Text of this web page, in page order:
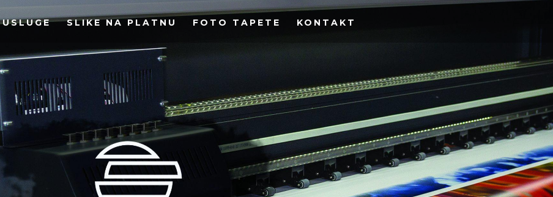
USLUGE SLIKE NA PLATNU FOTO TAPETE KONTAKT